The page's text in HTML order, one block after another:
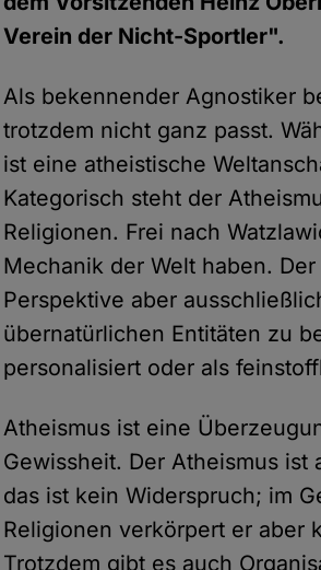
Verein der Nicht-Sportler".
Als bekennender Agnostiker
trotzdem nicht ganz passt.
ist eine atheistische
Kategorisch steht der
Religionen. Frei nach
Mechanik der Welt haben.
Perspektive aber
übernatürlichen Entitäten zu
personalisiert oder als
Atheismus ist eine
Gewissheit. Der Atheismus ist
das ist kein Widerspruch; im
Religionen verkörpert er aber
Trotzdem gibt es auch